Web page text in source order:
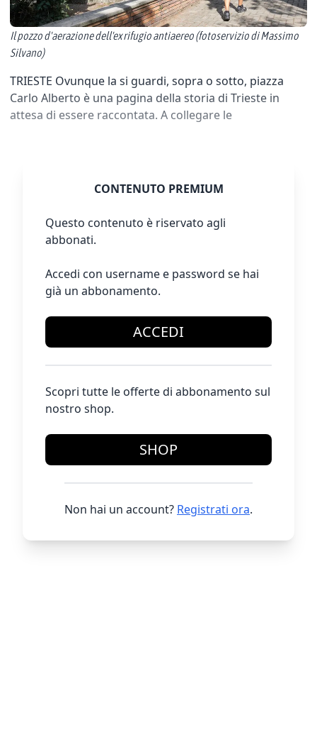
Il pozzo d'aerazione dell'ex rifugio antiaereo (fotoservizio di Massimo
Silvano)
TRIESTE Ovunque la si guardi, sopra o sotto, piazza
Carlo Alberto è una pagina della storia di Trieste in
attesa di essere raccontata. A collegare le
CONTENUTO PREMIUM
Questo contenuto è riservato agli
abbonati.
Accedi con username e password se hai
già un abbonamento.
ACCEDI
Scopri tutte le offerte di abbonamento sul
nostro shop.
SHOP
Non hai un account? Registrati ora.